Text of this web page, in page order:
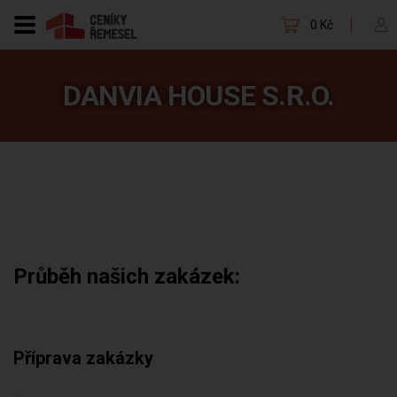
0 Kč
DANVIA HOUSE S.R.O.
Průběh našich zakázek:
Příprava zakázky